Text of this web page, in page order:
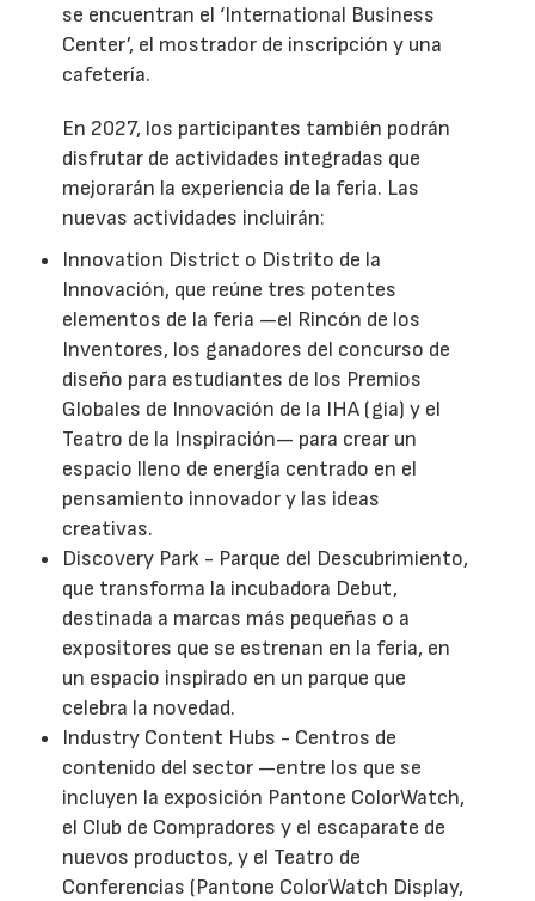
se encuentran el ‘International Business
Center’, el mostrador de inscripción y una
cafetería.
En 2027, los participantes también podrán
disfrutar de actividades integradas que
mejorarán la experiencia de la feria. Las
nuevas actividades incluirán:
Innovation District o Distrito de la
Innovación, que reúne tres potentes
elementos de la feria —el Rincón de los
Inventores, los ganadores del concurso de
diseño para estudiantes de los Premios
Globales de Innovación de la IHA (gia) y el
Teatro de la Inspiración— para crear un
espacio lleno de energía centrado en el
pensamiento innovador y las ideas
creativas.
Discovery Park - Parque del Descubrimiento,
que transforma la incubadora Debut,
destinada a marcas más pequeñas o a
expositores que se estrenan en la feria, en
un espacio inspirado en un parque que
celebra la novedad.
Industry Content Hubs - Centros de
contenido del sector —entre los que se
incluyen la exposición Pantone ColorWatch,
el Club de Compradores y el escaparate de
nuevos productos, y el Teatro de
Conferencias (Pantone ColorWatch Display,